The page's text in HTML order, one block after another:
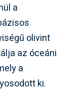
a
olivint
az óceáni
a
ki.